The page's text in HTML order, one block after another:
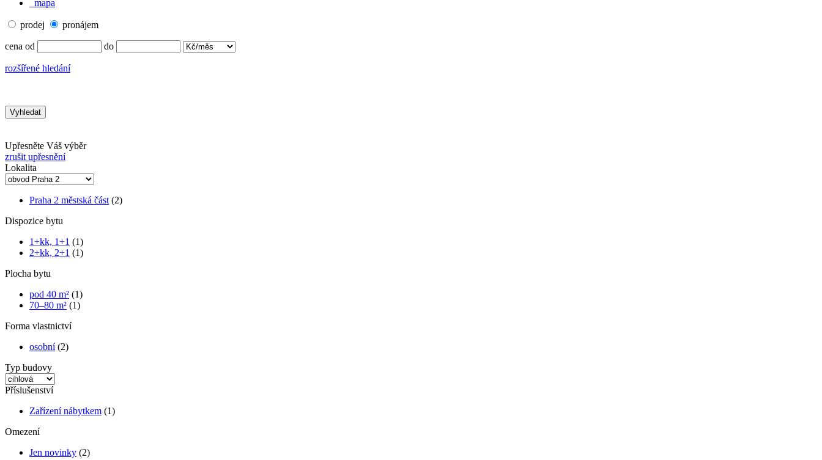
mapa
prodej pronájem
cena od do
rozšířené hledání
Upřesněte Váš výběr
zrušit upřesnění
Lokalita
Praha 2 městská část (2)
Dispozice bytu
1+kk, 1+1 (1)
2+kk, 2+1 (1)
Plocha bytu
pod 40 m² (1)
70–80 m² (1)
Forma vlastnictví
osobní(2)
Typ budovy
Příslušenství
Zařízení nábytkem (1)
Omezení
Jen novinky (2)